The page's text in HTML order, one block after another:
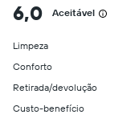
6,0 Aceitável
Limpeza
Conforto
Retirada/devolução
Custo-benefício